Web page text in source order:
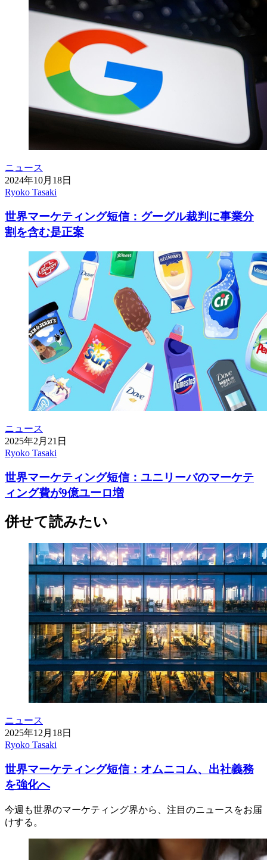
ニュース
2024年10月18日
Ryoko Tasaki
世界マーケティング短信：グーグル裁判に事業分
割を含む是正案
ニュース
2025年2月21日
Ryoko Tasaki
世界マーケティング短信：ユニリーバのマーケテ
ィング費が9億ユーロ増
併せて読みたい
ニュース
2025年12月18日
Ryoko Tasaki
世界マーケティング短信：オムニコム、出社義務
を強化へ
今週も世界のマーケティング界から、注目のニュースをお届
けする。